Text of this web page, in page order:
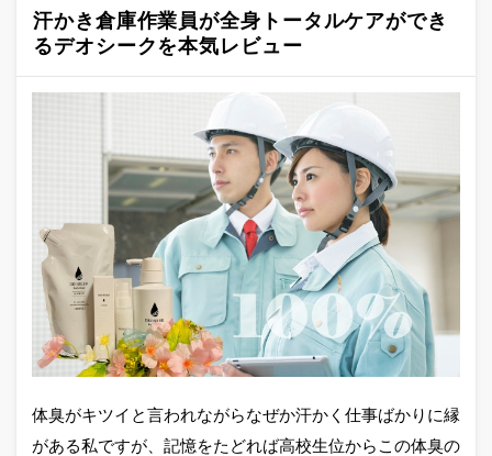
汗かき倉庫作業員が全身トータルケアができ
るデオシークを本気レビュー
体臭がキツイと言われながらなぜか汗かく仕事ばかりに縁
がある私ですが、記憶をたどれば高校生位からこの体臭の